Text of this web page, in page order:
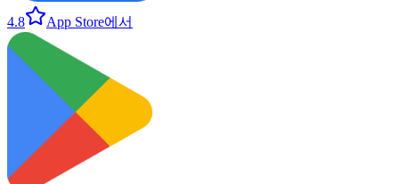
4.8 App Store에서